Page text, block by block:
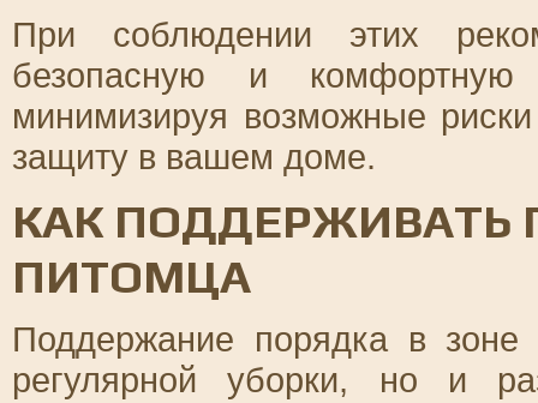
При соблюдении этих
безопасную и
минимизируя возможные
защиту в вашем доме.
КАК ПОДДЕРЖИВАТЬ
ПИТОМЦА
Поддержание порядка в зоне
регулярной уборки, но и